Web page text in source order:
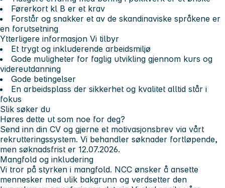
Førerkort kl B er et krav
Forstår og snakker et av de skandinaviske språkene er
en forutsetning
Ytterligere informasjon Vi tilbyr
Et trygt og inkluderende arbeidsmiljø
Gode muligheter for faglig utvikling gjennom kurs og
videreutdanning
Gode betingelser
En arbeidsplass der sikkerhet og kvalitet alltid står i
fokus
Slik søker du
Høres dette ut som noe for deg?
Send inn din CV og gjerne et motivasjonsbrev via vårt
rekrutteringssystem. Vi behandler søknader fortløpende,
men søknadsfrist er 12.07.2026.
Mangfold og inkludering
Vi tror på styrken i mangfold. NCC ønsker å ansette
mennesker med ulik bakgrunn og verdsetter den